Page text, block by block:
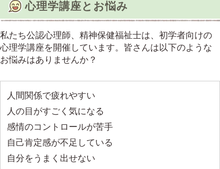
心理学講座とお悩み
私たち公認心理師、精神保健福祉士は、初学者向けの
心理学講座を開催しています。皆さんは以下のような
お悩みはありませんか？
人間関係で疲れやすい
人の目がすごく気になる
感情のコントロールが苦手
自己肯定感が不足している
自分をうまく出せない